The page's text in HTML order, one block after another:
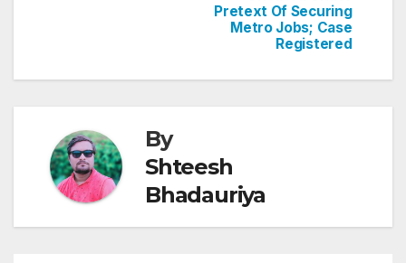
Pretext Of Securing
Metro Jobs; Case
Registered
By
Shteesh
Bhadauriya